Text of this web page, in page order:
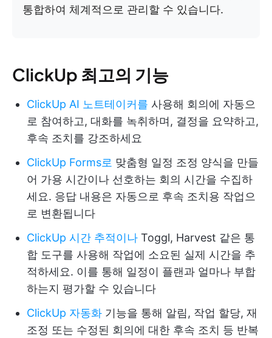
통합하여 체계적으로 관리할 수 있습니다.
ClickUp 최고의 기능
ClickUp AI 노트테이커를 사용해 회의에 자동으
로 참여하고, 대화를 녹취하며, 결정을 요약하고,
후속 조치를 강조하세요
ClickUp Forms로 맞춤형 일정 조정 양식을 만들
어 가용 시간이나 선호하는 회의 시간을 수집하
세요. 응답 내용은 자동으로 후속 조치용 작업으
로 변환됩니다
ClickUp 시간 추적이나 Toggl, Harvest 같은 통
합 도구를 사용해 작업에 소요된 실제 시간을 추
적하세요. 이를 통해 일정이 플랜과 얼마나 부합
하는지 평가할 수 있습니다
ClickUp 자동화 기능을 통해 알림, 작업 할당, 재
조정 또는 수정된 회의에 대한 후속 조치 등 반복